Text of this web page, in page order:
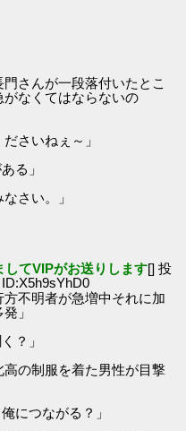
さんが一段落付いたとこ
なくてはならないの
さいねぇ～」
る」
さい。」
してVIPがお送りします[] 投
不明者が急増中それに加
」
？」
の制服を着た男性が目撃
につながる？」